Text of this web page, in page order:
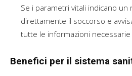
Se i parametri vitali indicano un
direttamente il soccorso e
tutte le informazioni necessarie
Benefici per il sistema